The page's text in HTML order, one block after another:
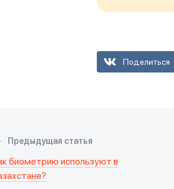
Поделиться
Предыдущая статья
биометрию используют в